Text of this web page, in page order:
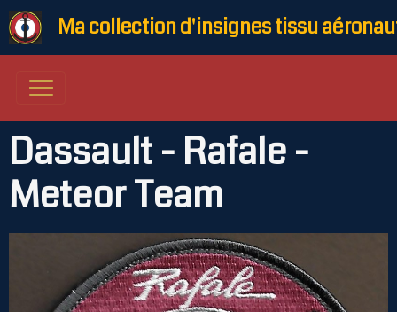
Ma collection d'insignes tissu
Dassault - Rafale -
Meteor Team